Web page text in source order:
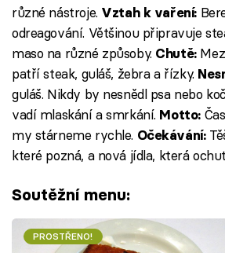
různé nástroje. Vztah k vaření:
odreagování. Většinou připravuje
maso na různé způsoby. Chutě:
patří steak, guláš, žebra a řízky.
guláš. Nikdy by nesnědl psa nebo
vadí mlaskání a smrkání. Motto:
my stárneme rychle. Očekávání:
které pozná, a nová jídla, která
Soutěžní menu:
PROSTŘENO!